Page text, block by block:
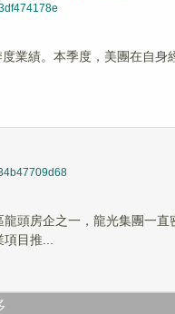
業績。本季度，美團在自
頭房企之一，龍光集團一
目推...